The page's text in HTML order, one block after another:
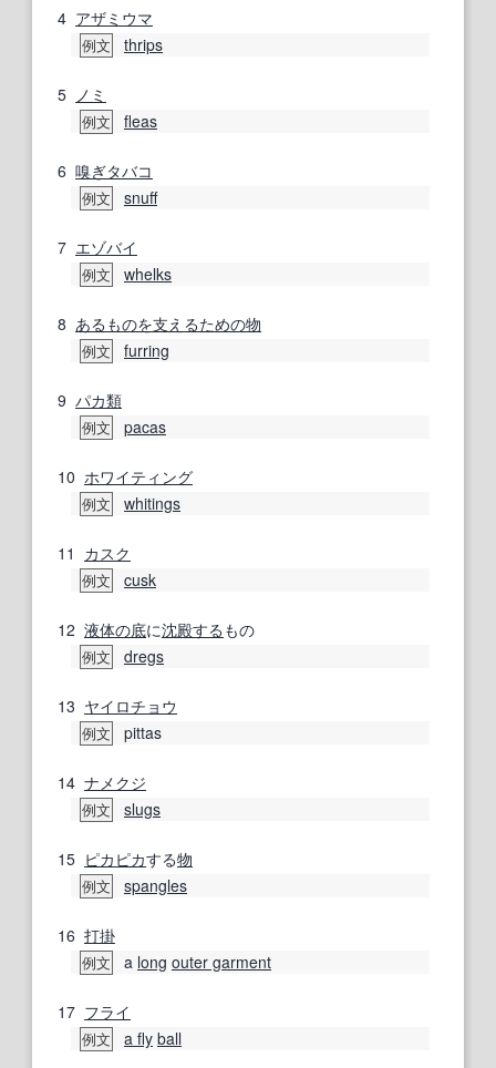
4 アザミウマ
例文 thrips
5 ノミ
例文 fleas
6 嗅ぎタバコ
例文 snuff
7 エゾバイ
例文 whelks
8 あるものを支えるための物
例文 furring
9 パカ類
例文 pacas
10 ホワイティング
例文 whitings
11 カスク
例文 cusk
12 液体の底に沈殿する もの
例文 dregs
13 ヤイロチョウ
例文 pittas
14 ナメクジ
例文 slugs
15 ピカピカする物
例文 spangles
16 打掛
例文 a long outer garment
17 フライ
例文 a fly ball